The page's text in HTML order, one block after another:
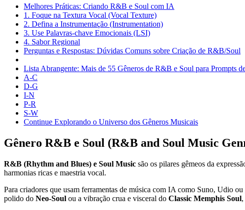
Melhores Práticas: Criando R&B e Soul com IA
1. Foque na Textura Vocal (Vocal Texture)
2. Defina a Instrumentação (Instrumentation)
3. Use Palavras-chave Emocionais (LSI)
4. Sabor Regional
Perguntas e Respostas: Dúvidas Comuns sobre Criação de R&B/Soul
Lista Abrangente: Mais de 55 Gêneros de R&B e Soul para Prompts
A-C
D-G
I-N
P-R
S-W
Continue Explorando o Universo dos Gêneros Musicais
Gênero R&B e Soul (R&B and Soul Music
R&B (Rhythm and Blues) e Soul Music são os pilares gêmeos da
harmonias ricas e maestria vocal.
Para criadores que usam ferramentas de música com IA como Suno, Udio ou
polido do Neo-Soul ou a vibração crua e visceral do Classic Memphis Soul